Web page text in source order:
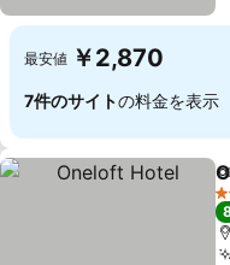
最安値 ￥2,870
7件のサイトの料金を表示
4